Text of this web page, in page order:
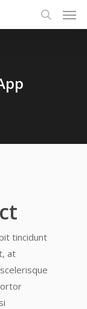
search
tincidunt
at